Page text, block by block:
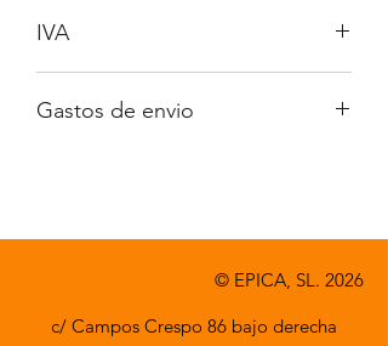
IVA
Gastos de envio
© EPICA, SL. 2026
c/ Campos Crespo 86 bajo derecha